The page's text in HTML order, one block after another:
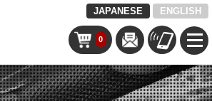
JAPANESE ENGLISH
0